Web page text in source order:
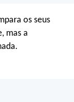
os seus
mas a